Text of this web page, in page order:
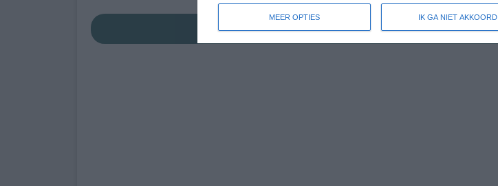
MEER OPTIES IK GA NIET AKKOORD
bekijk de uitgebreide weersverwachting voor Gönnheim